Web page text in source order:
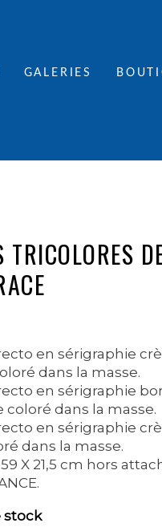
GALERIES
TRICOLORES
en sérigraphie
dans la masse.
en sérigraphie
coloré dans la masse.
en sérigraphie
dans la masse.
X 21,5 cm hors
stock